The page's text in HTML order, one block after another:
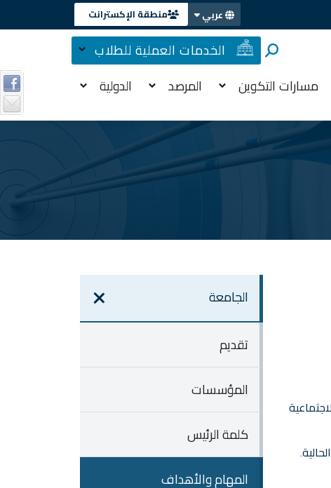
عربي منطقة الإكسترانت
الخدمات العملية للطلاب
مسارات التكوين المرصد الدولية
الجامعة
تقديم
المؤسسات
كلمة الرئيس
المهام والأهداف